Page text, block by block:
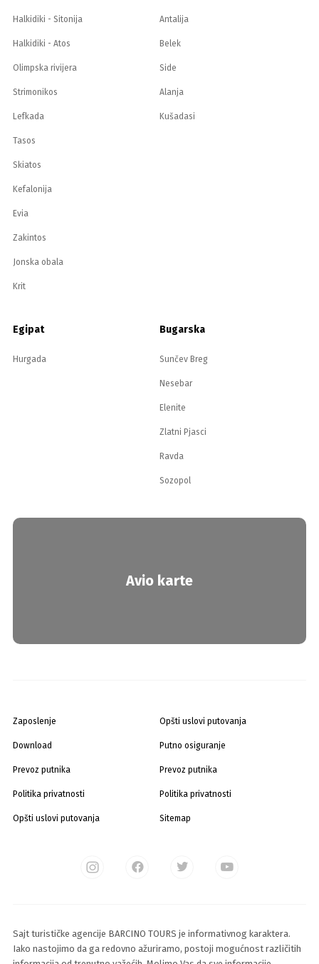
Halkidiki - Sitonija
Halkidiki - Atos
Olimpska rivijera
Strimonikos
Lefkada
Tasos
Skiatos
Kefalonija
Evia
Zakintos
Jonska obala
Krit
Antalija
Belek
Side
Alanja
Kušadasi
Egipat
Hurgada
Bugarska
Sunčev Breg
Nesebar
Elenite
Zlatni Pjasci
Ravda
Sozopol
Avio karte
Zaposlenje
Download
Prevoz putnika
Politika privatnosti
Opšti uslovi putovanja
Opšti uslovi putovanja
Putno osiguranje
Prevoz putnika
Politika privatnosti
Sitemap
Sajt turističke agencije BARCINO TOURS je informativnog karaktera.
Iako nastojimo da ga redovno ažuriramo, postoji mogućnost različitih